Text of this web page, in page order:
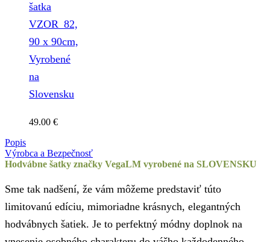
šatka
VZOR_82,
90 x 90cm,
Vyrobené
na
Slovensku
49.00 €
Popis
Výrobca a Bezpečnosť
Hodvábne šatky značky VegaLM vyrobené na SLOVENSKU
Sme tak nadšení, že vám môžeme predstaviť túto
limitovanú edíciu, mimoriadne krásnych, elegantných
hodvábnych šatiek. Je to perfektný módny doplnok na